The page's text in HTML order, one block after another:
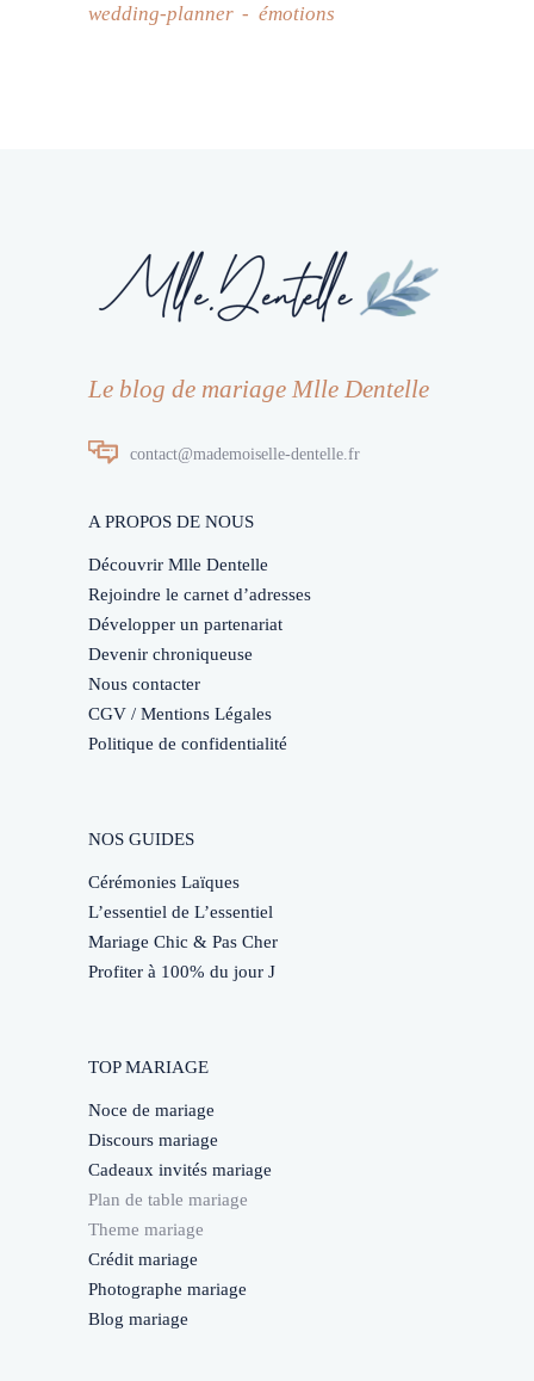
wedding-planner
émotions
Le blog de mariage Mlle Dentelle
contact@mademoiselle-dentelle.fr
A PROPOS DE NOUS
Découvrir Mlle Dentelle
Rejoindre le carnet d’adresses
Développer un partenariat
Devenir chroniqueuse
Nous contacter
CGV / Mentions Légales
Politique de confidentialité
NOS GUIDES
Cérémonies Laïques
L’essentiel de L’essentiel
Mariage Chic & Pas Cher
Profiter à 100% du jour J
TOP MARIAGE
Noce de mariage
Discours mariage
Cadeaux invités mariage
Plan de table mariage
Theme mariage
Crédit mariage
Photographe mariage
Blog mariage